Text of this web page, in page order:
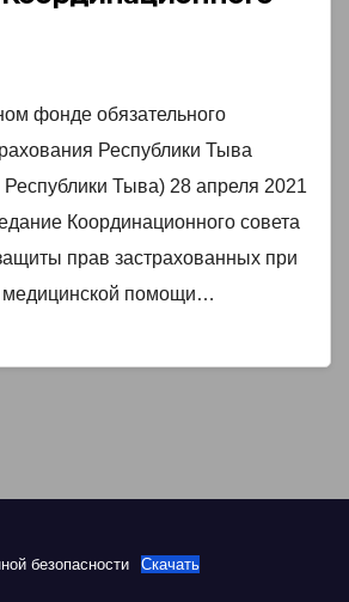
фонде обязательного
Республики Тыва
Тыва) 28 апреля 2021
Координационного совета
прав застрахованных при
медицинской помощи…
безопасности Скачать